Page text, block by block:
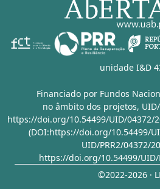
unidade I&D
Financiado por Fundos
no âmbito dos projetos,
https://doi.org/10.54499/UID/04372/
(DOI:https://doi.org/10.54499/
UID/PRR2/04372/
https://doi.org/10.54499/UID/
©2022-2026 ·